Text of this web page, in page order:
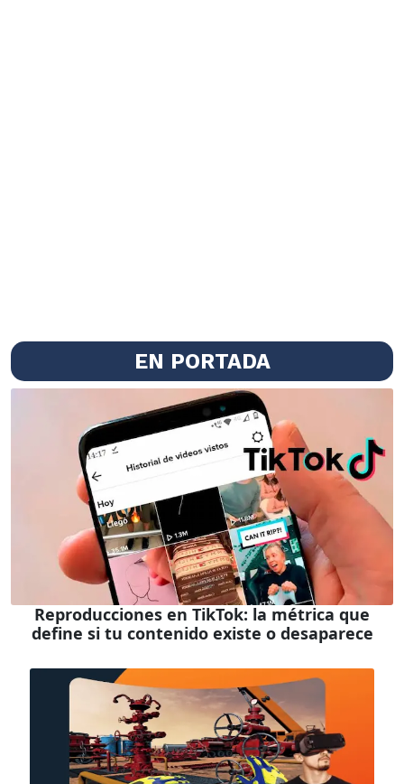
EN PORTADA
Reproducciones en TikTok: la métrica que
define si tu contenido existe o desaparece